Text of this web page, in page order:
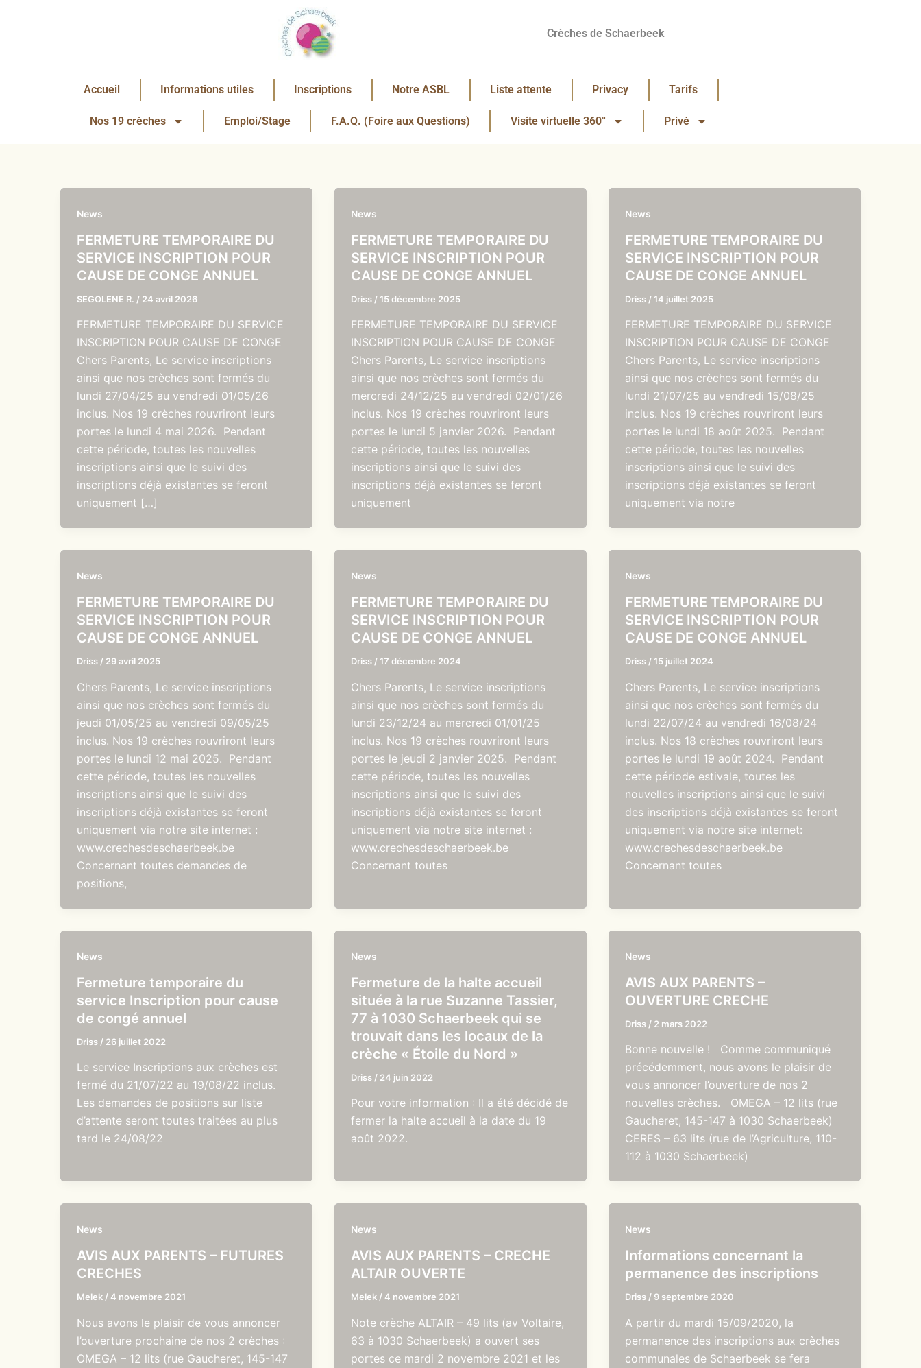
Crèches de Schaerbeek
Accueil Informations utiles Inscriptions Notre ASBL Liste attente Privacy Tarifs
Nos 19 crèches Emploi/Stage F.A.Q. (Foire aux Questions) Visite virtuelle 360° Privé
News
FERMETURE TEMPORAIRE DU
SERVICE INSCRIPTION POUR
CAUSE DE CONGE ANNUEL
SEGOLENE R. / 24 avril 2026
FERMETURE TEMPORAIRE DU SERVICE
INSCRIPTION POUR CAUSE DE CONGE
Chers Parents, Le service inscriptions
ainsi que nos crèches sont fermés du
lundi 27/04/25 au vendredi 01/05/26
inclus. Nos 19 crèches rouvriront leurs
portes le lundi 4 mai 2026. Pendant
cette période, toutes les nouvelles
inscriptions ainsi que le suivi des
inscriptions déjà existantes se feront
uniquement […]
News
FERMETURE TEMPORAIRE DU
SERVICE INSCRIPTION POUR
CAUSE DE CONGE ANNUEL
Driss / 15 décembre 2025
FERMETURE TEMPORAIRE DU SERVICE
INSCRIPTION POUR CAUSE DE CONGE
Chers Parents, Le service inscriptions
ainsi que nos crèches sont fermés du
mercredi 24/12/25 au vendredi 02/01/26
inclus. Nos 19 crèches rouvriront leurs
portes le lundi 5 janvier 2026. Pendant
cette période, toutes les nouvelles
inscriptions ainsi que le suivi des
inscriptions déjà existantes se feront
uniquement
News
FERMETURE TEMPORAIRE DU
SERVICE INSCRIPTION POUR
CAUSE DE CONGE ANNUEL
Driss / 14 juillet 2025
FERMETURE TEMPORAIRE DU SERVICE
INSCRIPTION POUR CAUSE DE CONGE
Chers Parents, Le service inscriptions
ainsi que nos crèches sont fermés du
lundi 21/07/25 au vendredi 15/08/25
inclus. Nos 19 crèches rouvriront leurs
portes le lundi 18 août 2025. Pendant
cette période, toutes les nouvelles
inscriptions ainsi que le suivi des
inscriptions déjà existantes se feront
uniquement via notre
News
FERMETURE TEMPORAIRE DU
SERVICE INSCRIPTION POUR
CAUSE DE CONGE ANNUEL
Driss / 29 avril 2025
Chers Parents, Le service inscriptions
ainsi que nos crèches sont fermés du
jeudi 01/05/25 au vendredi 09/05/25
inclus. Nos 19 crèches rouvriront leurs
portes le lundi 12 mai 2025. Pendant
cette période, toutes les nouvelles
inscriptions ainsi que le suivi des
inscriptions déjà existantes se feront
uniquement via notre site internet :
www.crechesdeschaerbeek.be
Concernant toutes demandes de
positions,
News
FERMETURE TEMPORAIRE DU
SERVICE INSCRIPTION POUR
CAUSE DE CONGE ANNUEL
Driss / 17 décembre 2024
Chers Parents, Le service inscriptions
ainsi que nos crèches sont fermés du
lundi 23/12/24 au mercredi 01/01/25
inclus. Nos 19 crèches rouvriront leurs
portes le jeudi 2 janvier 2025. Pendant
cette période, toutes les nouvelles
inscriptions ainsi que le suivi des
inscriptions déjà existantes se feront
uniquement via notre site internet :
www.crechesdeschaerbeek.be
Concernant toutes
News
FERMETURE TEMPORAIRE DU
SERVICE INSCRIPTION POUR
CAUSE DE CONGE ANNUEL
Driss / 15 juillet 2024
Chers Parents, Le service inscriptions
ainsi que nos crèches sont fermés du
lundi 22/07/24 au vendredi 16/08/24
inclus. Nos 18 crèches rouvriront leurs
portes le lundi 19 août 2024. Pendant
cette période estivale, toutes les
nouvelles inscriptions ainsi que le suivi
des inscriptions déjà existantes se feront
uniquement via notre site internet:
www.crechesdeschaerbeek.be
Concernant toutes
News
Fermeture temporaire du
service Inscription pour cause
de congé annuel
Driss / 26 juillet 2022
Le service Inscriptions aux crèches est
fermé du 21/07/22 au 19/08/22 inclus.
Les demandes de positions sur liste
d’attente seront toutes traitées au plus
tard le 24/08/22
News
Fermeture de la halte accueil
située à la rue Suzanne Tassier,
77 à 1030 Schaerbeek qui se
trouvait dans les locaux de la
crèche « Étoile du Nord »
Driss / 24 juin 2022
Pour votre information : Il a été décidé de
fermer la halte accueil à la date du 19
août 2022.
News
AVIS AUX PARENTS –
OUVERTURE CRECHE
Driss / 2 mars 2022
Bonne nouvelle ! Comme communiqué
précédemment, nous avons le plaisir de
vous annoncer l’ouverture de nos 2
nouvelles crèches. OMEGA – 12 lits (rue
Gaucheret, 145-147 à 1030 Schaerbeek)
CERES – 63 lits (rue de l’Agriculture, 110-
112 à 1030 Schaerbeek)
News
AVIS AUX PARENTS – FUTURES
CRECHES
Melek /4 novembre 2021
Nous avons le plaisir de vous annoncer
l’ouverture prochaine de nos 2 crèches :
OMEGA – 12 lits (rue Gaucheret, 145-147
News
AVIS AUX PARENTS – CRECHE
ALTAIR OUVERTE
Melek /4 novembre 2021
Note crèche ALTAIR – 49 lits (av Voltaire,
63 à 1030 Schaerbeek) a ouvert ses
portes ce mardi 2 novembre 2021 et les
News
Informations concernant la
permanence des inscriptions
Driss / 9 septembre 2020
A partir du mardi 15/09/2020, la
permanence des inscriptions aux crèches
communales de Schaerbeek se fera